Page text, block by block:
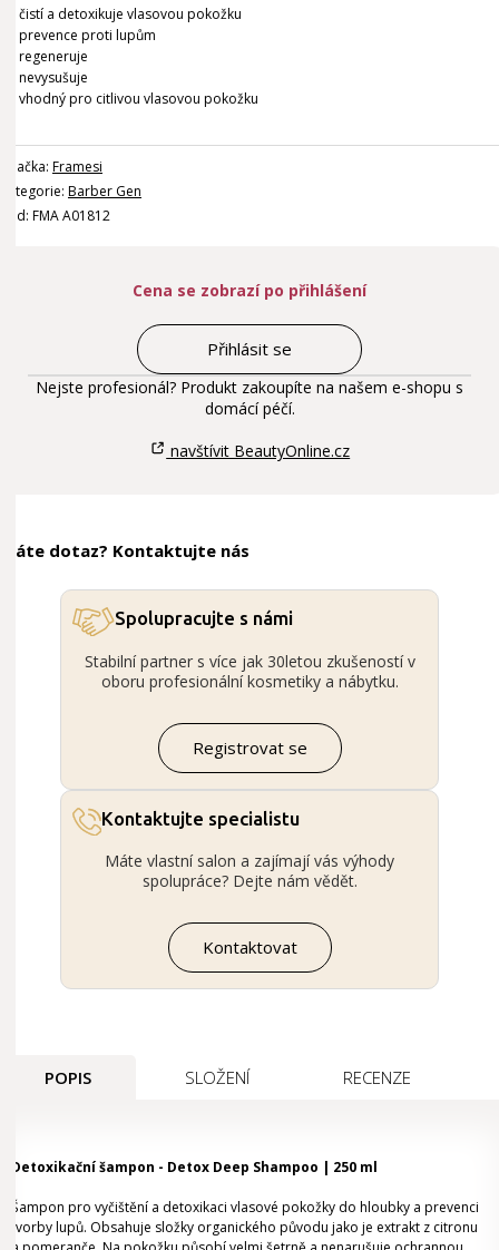
čistí a detoxikuje vlasovou pokožku
prevence proti lupům
regeneruje
nevysušuje
vhodný pro citlivou vlasovou pokožku
Značka: Framesi
Kategorie: Barber Gen
Kód: FMA A01812
Cena se zobrazí po přihlášení
Přihlásit se
Nejste profesionál? Produkt zakoupíte na našem e-shopu s
domácí péčí.
navštívit BeautyOnline.cz
Máte dotaz? Kontaktujte nás
Spolupracujte s námi
Stabilní partner s více jak 30letou zkušeností v
oboru profesionální kosmetiky a nábytku.
Registrovat se
Kontaktujte specialistu
Máte vlastní salon a zajímají vás výhody
spolupráce? Dejte nám vědět.
Kontaktovat
POPIS SLOŽENÍ RECENZE
Detoxikační šampon - Detox Deep Shampoo | 250 ml
Šampon pro vyčištění a detoxikaci vlasové pokožky do hloubky a prevenci
tvorby lupů. Obsahuje složky organického původu jako je extrakt z citronu